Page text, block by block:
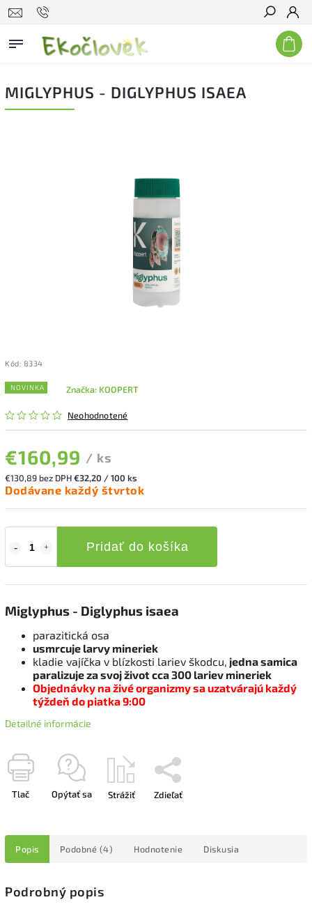
Hľadať
MIGLYPHUS - DIGLYPHUS ISAEA
Kód: 8334
NOVINKA
Neohodnotené
Značka: KOOPERT
€160,99 / ks
€130,89 bez DPH€32,20 / 100 ks
Dodávane každý štvrtok
Pridať do košíka
Miglyphus - Diglyphus isaea
parazitická osa
usmrcuje larvy mineriek
kladie vajíčka v blízkosti lariev škodcu, jedna samica
paralizuje za svoj život cca 300 lariev mineriek
Objednávky na živé organizmy sa uzatvárajú každý
týždeň do piatka 9:00
Detailné informácie
Tlač Opýtať sa Strážiť Zdieľať
Popis Podobné (4) Hodnotenie Diskusia
Podrobný popis